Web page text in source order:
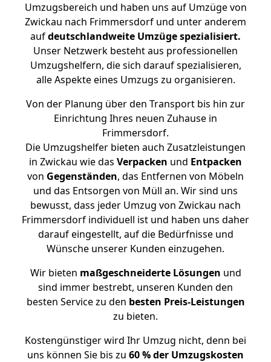
Umzugsbereich und haben uns auf Umzüge von
Zwickau nach Frimmersdorf und unter anderem
aufdeutschlandweite Umzüge spezialisiert.
Unser Netzwerk besteht aus professionellen
Umzugshelfern, die sich darauf spezialisieren,
alle Aspekte eines Umzugs zu organisieren.
Von der Planung über den Transport bis hin zur
Einrichtung Ihres neuen Zuhause in
Frimmersdorf.
Die Umzugshelfer bieten auch Zusatzleistungen
in Zwickau wie das Verpacken und Entpacken
von Gegenständen, das Entfernen von Möbeln
und das Entsorgen von Müll an. Wir sind uns
bewusst, dass jeder Umzug von Zwickau nach
Frimmersdorf individuell ist und haben uns daher
darauf eingestellt, auf die Bedürfnisse und
Wünsche unserer Kunden einzugehen.
Wir bieten maßgeschneiderte Lösungen und
sind immer bestrebt, unseren Kunden den
besten Service zu den besten Preis-Leistungen
zu bieten.
Kostengünstiger wird Ihr Umzug nicht, denn bei
uns können Sie bis zu 60 % der Umzugskosten